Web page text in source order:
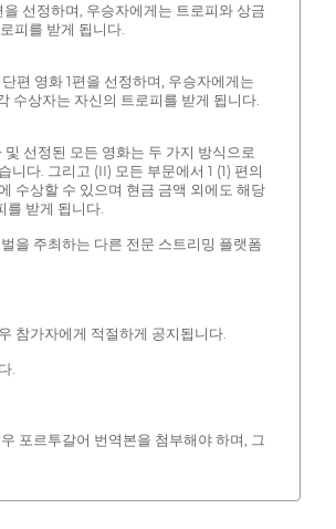
선정하며, 우승자에게는 트로피와 상금
피를 받게 됩니다.
편 영화 1편을 선정하며, 우승자에게는
수상자는 자신의 트로피를 받게 됩니다.
선정된 모든 영화는 두 가지 방식으로
다. 그리고 (II) 모든 부문에서 1 (1) 편의
수상할 수 있으며 현금 금액 외에도 해당
받게 됩니다.
주최하는 다른 전문 스트리밍 플랫폼
참가자에게 적절하게 공지됩니다.
.
포르투갈어 번역본을 첨부해야 하며, 그